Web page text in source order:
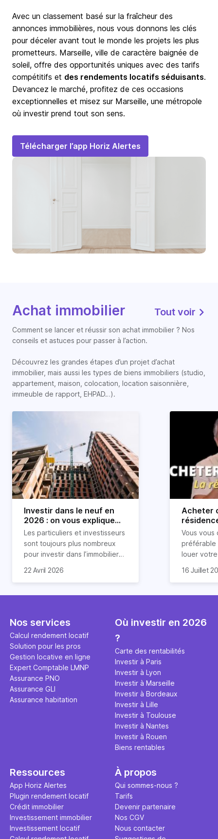
Avec un classement basé sur la fraîcheur des
annonces immobilières, nous vous donnons les clés
pour déceler avant tout le monde les projets les plus
prometteurs. Marseille, ville de caractère baignée de
soleil, offre des opportunités uniques avec des tarifs
compétitifs et des rendements locatifs séduisants.
Devancez le marché, profitez de ces occasions
exceptionnelles et misez sur Marseille, une métropole
où investir prend tout son sens.
Télécharger l’app Horiz Alertes
Achat immobilier Tout voir
Comment se lancer et réussir son achat immobilier ? Nos
conseils et astuces pour passer à l’action.
Découvrez les grandes étapes d’un projet d’achat
immobilier, mais aussi les types de biens immobiliers (studio,
appartement, maison, colocation, location saisonnière,
immeuble de rapport, EHPAD…).
Investir dans le neuf en
2026 : on vous explique
tout !
Les particuliers et investisseurs
sont toujours plus nombreux
pour investir dans l’immobilier
nombreux avantages à choisir
expliquons tout dans cet
22 Avril 2026
Acheter
règle
révélée
Vous vous
préférable
louer
expert en
règle
ce secret
l'argent
principale
études et
16 Juillet
Nos services
Calcul rendement locatif
Solution pour les pros
Gestion locative en ligne
Expert Comptable LMNP
Assurance PNO
Assurance GLI
Assurance habitation
Où investir en 2026
?
Carte des rentabilités
Investir à Paris
Investir à Lyon
Investir à Marseille
Investir à Bordeaux
Investir à Lille
Investir à Toulouse
Investir à Nantes
Investir à Rouen
Biens rentables
Ressources
App Horiz Alertes
Plugin rendement locatif
Crédit immobilier
Investissement immobilier
Investissement locatif
À propos
Qui sommes-nous ?
Tarifs
Devenir partenaire
Nos CGV
Nous contacter